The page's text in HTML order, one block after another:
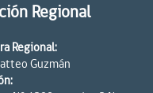
Regional
Regional:
Guzmán